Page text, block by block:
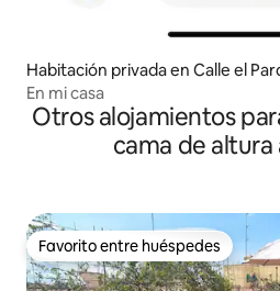
Habitación privada en Calle el
En mi casa
Otros alojamientos
cama de
Favorito entre huéspedes
Favorito entre huéspedes